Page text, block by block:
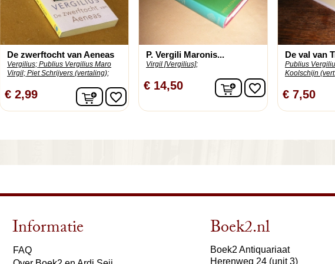
De zwerftocht van Aeneas
Vergilius; Publius Vergilius Maro
Virgil; Piet Schrijvers (vertaling);
€ 2,99 In winkelwagen
favorite_border
P. Vergili Maronis...
Virgil [Vergilius];
€ 14,50 In winkelwagen
favorite_border
De val van
Publius
Koolschijn
€ 7,50
Informatie
FAQ
Boek2.nl
Boek2 Antiquariaat
Herenweg 24 (unit 3)